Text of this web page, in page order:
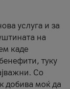
услуга и за
на
каде
туку
Со
добива моќ да